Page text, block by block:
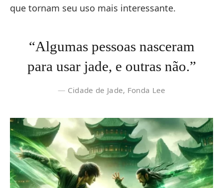
que tornam seu uso mais interessante.
“Algumas pessoas nasceram
para usar jade, e outras não.”
Cidade de Jade, Fonda Lee